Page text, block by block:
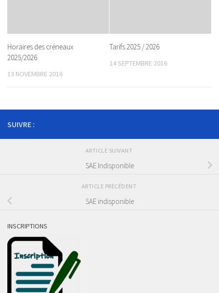
Horaires des créneaux
2025/2026
13 NOVEMBRE 2016
Tarifs 2025 / 2026
14 SEPTEMBRE 2016
SUIVRE :
ARTICLE SUIVANT
SAE Indisponible
ARTICLE PRÉCÉDENT
SAE indisponible
INSCRIPTIONS